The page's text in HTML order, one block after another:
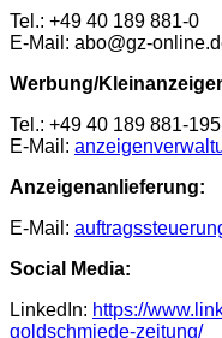
Tel.: +49 40 189 881-0
E-Mail: abo@gz-
Werbung/
Tel.: +49 40 189 881-195
E-Mail:
Anzeigenanlieferung:
E-Mail:
Social Media:
LinkedIn: https://
goldschmiede-zeitung/